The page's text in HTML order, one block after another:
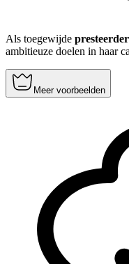
Als toegewijde presteerder
ambitieuze doelen in haar
Meer voorbeelden